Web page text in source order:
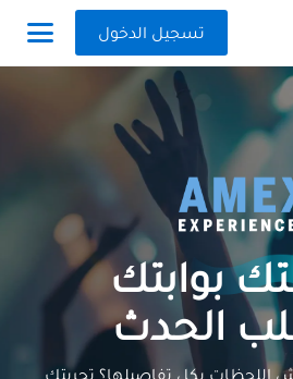
تسجيل الدخول
بوابتك
الحدث
بكل تفاصيلها؟ تجربتك